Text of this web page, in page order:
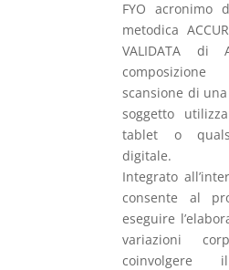
FYO acronimo
metodica
VALIDATA di
scansione di
soggetto
tablet o
digitale.
Integrato
consente al
eseguire
variazioni
coinvolgere